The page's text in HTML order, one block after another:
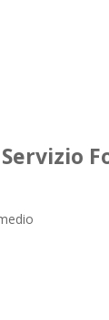
Servizio